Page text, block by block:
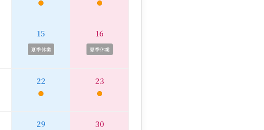
15
夏季休業
16
夏季休業
22 23
29 30